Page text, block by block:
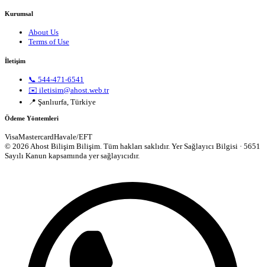
Kurumsal
About Us
Terms of Use
İletişim
📞 544-471-6541
✉️ iletisim@ahost.web.tr
📍 Şanlıurfa, Türkiye
Ödeme Yöntemleri
VisaMastercardHavale/EFT
© 2026 Ahost Bilişim Bilişim. Tüm hakları saklıdır. Yer Sağlayıcı Bilgisi · 5651
Sayılı Kanun kapsamında yer sağlayıcıdır.